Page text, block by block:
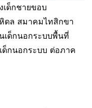
ด็กชายขอบ
ดล สมาคมไทสิกขา
เด็กนอกระบบพื้นที่
ด็กนอกระบบ ต่อภาค